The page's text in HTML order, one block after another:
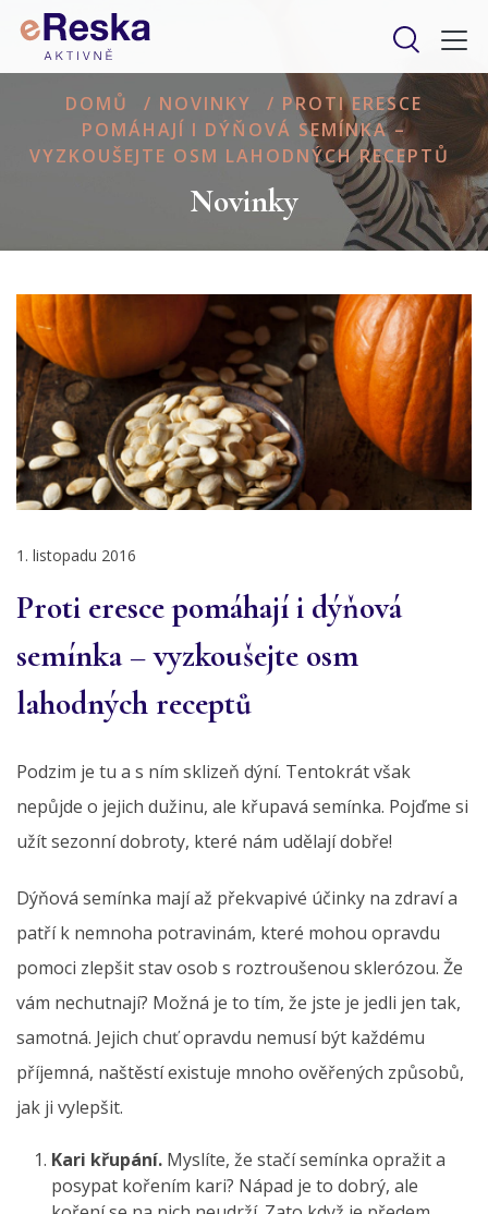
DOMŮ / NOVINKY / PROTI ERESCE
POMÁHAJÍ I DÝŇOVÁ SEMÍNKA –
VYZKOUŠEJTE OSM LAHODNÝCH RECEPTŮ
Novinky
1. listopadu 2016
Proti eresce pomáhají i dýňová
semínka – vyzkoušejte osm
lahodných receptů
Podzim je tu a s ním sklizeň dýní. Tentokrát však
nepůjde o jejich dužinu, ale křupavá semínka. Pojďme si
užít sezonní dobroty, které nám udělají dobře!
Dýňová semínka mají až překvapivé účinky na zdraví a
patří k nemnoha potravinám, které mohou opravdu
pomoci zlepšit stav osob s roztroušenou sklerózou. Že
vám nechutnají? Možná je to tím, že jste je jedli jen tak,
samotná. Jejich chuť opravdu nemusí být každému
příjemná, naštěstí existuje mnoho ověřených způsobů,
jak ji vylepšit.
Kari křupání. Myslíte, že stačí semínka opražit a
posypat kořením kari? Nápad je to dobrý, ale